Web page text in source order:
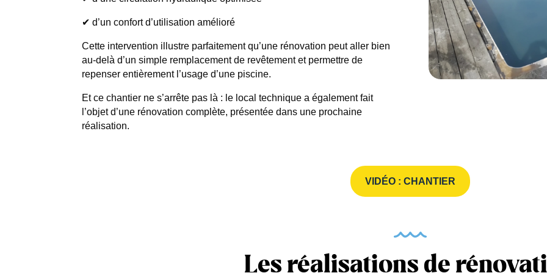
✔ d’un confort d’utilisation amélioré
Cette intervention illustre parfaitement qu’une rénovation peut aller bien
au-delà d’un simple remplacement de revêtement et permettre de
repenser entièrement l’usage d’une piscine.
Et ce chantier ne s’arrête pas là : le local technique a également fait
l’objet d’une rénovation complète, présentée dans une prochaine
réalisation.
VIDÉO : CHANTIER
Les réalisations de